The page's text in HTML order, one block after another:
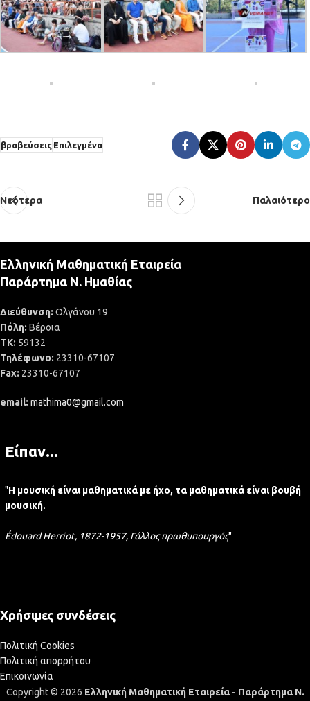
βραβεύσειςΕπιλεγμένα
Νεότερα Παλαιότερο
Ελληνική Μαθηματική Εταιρεία
Παράρτημα Ν. Ημαθίας
Διεύθυνση: Ολγάνου 19
Πόλη: Βέροια
ΤΚ: 59132
Τηλέφωνο: 23310-67107
Fax: 23310-67107
email: mathima0@gmail.com
Είπαν...
"Η μουσική είναι μαθηματικά με ήχο, τα μαθηματικά είναι βουβή
μουσική.
Édouard Herriot, 1872-1957, Γάλλος πρωθυπουργός"
Χρήσιμες συνδέσεις
Πολιτική Cookies
Πολιτική απορρήτου
Επικοινωνία
Copyright © 2026 Ελληνική Μαθηματική Εταιρεία - Παράρτημα Ν.